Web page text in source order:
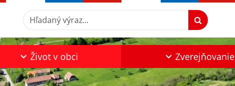
Hľadaný výraz...
Život v obci Zverejňovanie